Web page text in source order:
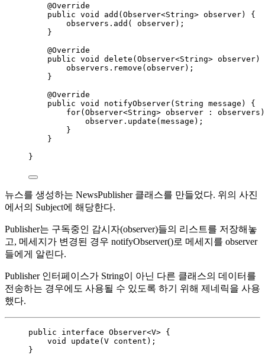
@Override
public void add (Observer<String> observer)
{
observers . add ( observer) ;
}
@Override
public void delete (Observer<String> observer)
observers . remove (observer) ;
}
@Override
public void notifyObserver( String message )
{
for(Observer<String> observer :
observer . update (message ) ;
}
}
}
뉴스를 생성하는 NewsPublisher 클래스를 만들었다. 위의 사진
에서의 Subject에 해당한다.
Publisher는 구독중인 감시자(observer)들의 리스트를 저장해놓
고, 메세지가 변경된 경우 notifyObserver()로 메세지를 observer
들에게 알린다.
Publisher 인터페이스가 String이 아닌 다른 클래스의 데이터를
전송하는 경우에도 사용될 수 있도록 하기 위해 제네릭을 사용
했다.
public interface Observer<V> {
void
update (V content ) ;
}